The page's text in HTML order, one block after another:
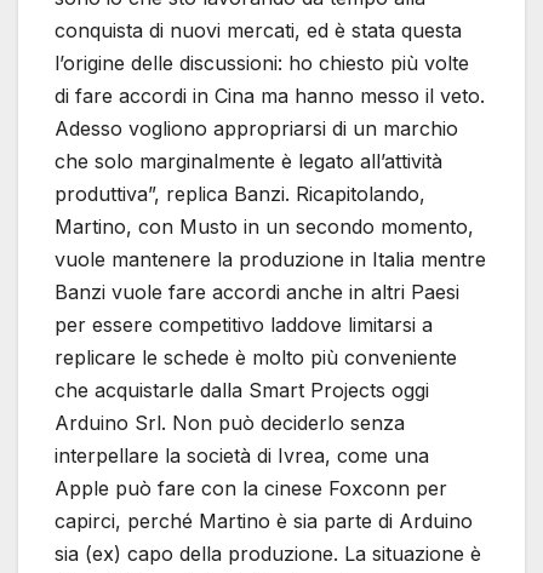
conquista di nuovi mercati, ed è stata questa
l’origine delle discussioni: ho chiesto più volte
di fare accordi in Cina ma hanno messo il veto.
Adesso vogliono appropriarsi di un marchio
che solo marginalmente è legato all’attività
produttiva”, replica Banzi. Ricapitolando,
Martino, con Musto in un secondo momento,
vuole mantenere la produzione in Italia mentre
Banzi vuole fare accordi anche in altri Paesi
per essere competitivo laddove limitarsi a
replicare le schede è molto più conveniente
che acquistarle dalla Smart Projects oggi
Arduino Srl. Non può deciderlo senza
interpellare la società di Ivrea, come una
Apple può fare con la cinese Foxconn per
capirci, perché Martino è sia parte di Arduino
sia (ex) capo della produzione. La situazione è